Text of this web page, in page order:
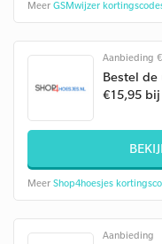
Meer GSMwijzer
Aanbieding
Bestel
€15,95
Meer Shop4hoesjes
Aanbieding